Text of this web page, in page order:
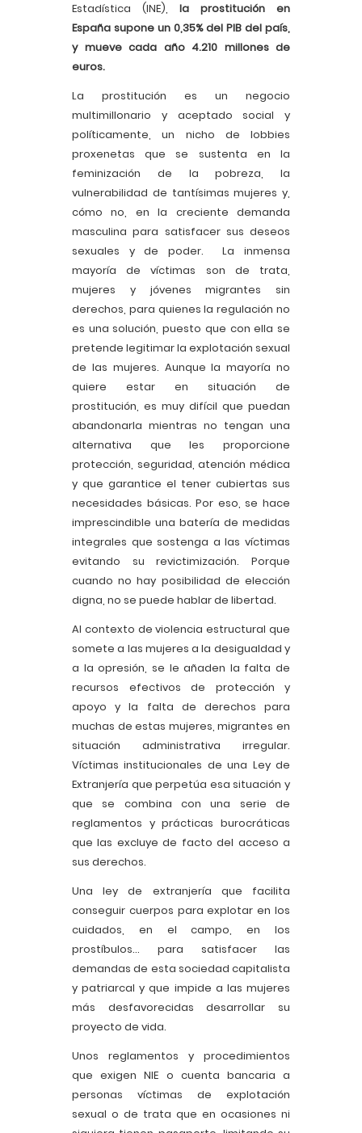
Estadística (INE), la prostitución en
España supone un 0,35% del PIB del país,
y mueve cada año 4.210 millones de
euros.
La prostitución es un negocio
multimillonario y aceptado social y
políticamente, un nicho de lobbies
proxenetas que se sustenta en la
feminización de la pobreza, la
vulnerabilidad de tantísimas mujeres y,
cómo no, en la creciente demanda
masculina para satisfacer sus deseos
sexuales y de poder. La inmensa
mayoría de víctimas son de trata,
mujeres y jóvenes migrantes sin
derechos, para quienes la regulación no
es una solución, puesto que con ella se
pretende legitimar la explotación sexual
de las mujeres. Aunque la mayoría no
quiere estar en situación de
prostitución, es muy difícil que puedan
abandonarla mientras no tengan una
alternativa que les proporcione
protección, seguridad, atención médica
y que garantice el tener cubiertas sus
necesidades básicas. Por eso, se hace
imprescindible una batería de medidas
integrales que sostenga a las víctimas
evitando su revictimización. Porque
cuando no hay posibilidad de elección
digna, no se puede hablar de libertad.
Al contexto de violencia estructural que
somete a las mujeres a la desigualdad y
a la opresión, se le añaden la falta de
recursos efectivos de protección y
apoyo y la falta de derechos para
muchas de estas mujeres, migrantes en
situación administrativa irregular.
Víctimas institucionales de una Ley de
Extranjería que perpetúa esa situación y
que se combina con una serie de
reglamentos y prácticas burocráticas
que las excluye de facto del acceso a
sus derechos.
Una ley de extranjería que facilita
conseguir cuerpos para explotar en los
cuidados, en el campo, en los
prostíbulos… para satisfacer las
demandas de esta sociedad capitalista
y patriarcal y que impide a las mujeres
más desfavorecidas desarrollar su
proyecto de vida.
Unos reglamentos y procedimientos
que exigen NIE o cuenta bancaria a
personas víctimas de explotación
sexual o de trata que en ocasiones ni